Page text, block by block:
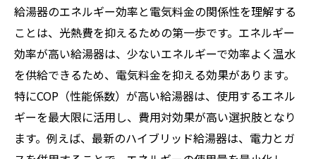
給湯器のエネルギー効率と電気料金の関係性を理解する
ことは、光熱費を抑えるための第一歩です。エネルギー
効率が高い給湯器は、少ないエネルギーで効率よく温水
を供給できるため、電気料金を抑える効果があります。
特にCOP（性能係数）が高い給湯器は、使用するエネル
ギーを最大限に活用し、費用対効果が高い選択肢となり
ます。例えば、最新のハイブリッド給湯器は、電力とガ